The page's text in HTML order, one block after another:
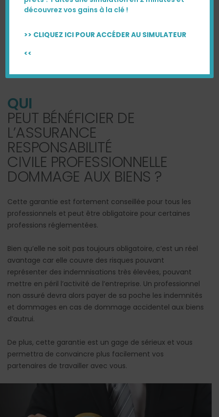
QUI
PEUT BÉNÉFICIER DE
L’ASSURANCE
RESPONSABILITÉ
CIVILE PROFESSIONNELLE
DOMMAGE AUX BIENS ?
Cette garantie est fortement conseillée pour tous les
professionnels et peut être obligatoire pour certaines
professions réglementées.
Bien qu’elle ne soit pas toujours obligatoire, c’est un réel
avantage car elle couvre des risques pouvant
représenter des indemnisations très élevées, pouvant
mettre en péril l’activité de l’entreprise. Un professionnel
non assuré devra alors payer de sa poche les indemnités
et dommages en cas de dommage accidentel aux biens
d’autrui.
De plus, cette garantie est un gage de sérieux et vous
permettra de convaincre plus facilement vos
partenaires de travailler avec vous.
découvrez vos gains à la clé !
>> CLIQUEZ ICI POUR ACCÉDER AU SIMULATEUR
<<